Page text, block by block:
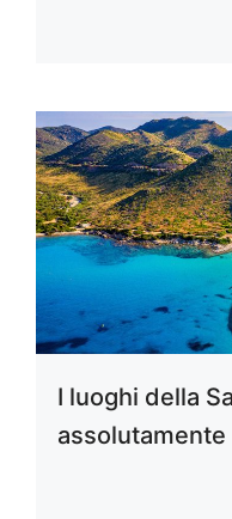
I luoghi della
assolutamente